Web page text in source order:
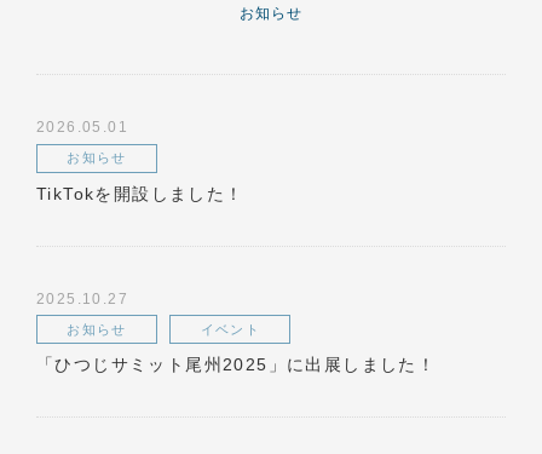
お知らせ
2026.05.01
お知らせ
TikTokを開設しました！
2025.10.27
お知らせ イベント
「ひつじサミット尾州2025」に出展しました！